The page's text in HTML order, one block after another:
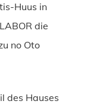
Huus in
die
no Oto
des Hauses